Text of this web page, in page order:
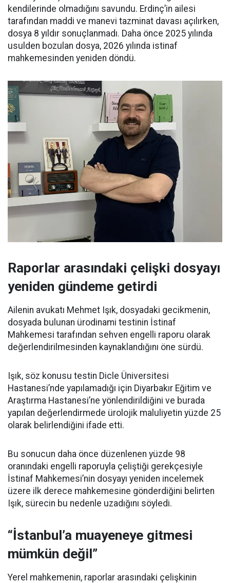
kendilerinde olmadığını savundu. Erdinç’in ailesi
tarafından maddi ve manevi tazminat davası açılırken,
dosya 8 yıldır sonuçlanmadı. Daha önce 2025 yılında
usulden bozulan dosya, 2026 yılında istinaf
mahkemesinden yeniden döndü.
Raporlar arasındaki çelişki dosyayı
yeniden gündeme getirdi
Ailenin avukatı Mehmet Işık, dosyadaki gecikmenin,
dosyada bulunan ürodinami testinin İstinaf
Mahkemesi tarafından sehven engelli raporu olarak
değerlendirilmesinden kaynaklandığını öne sürdü.
Işık, söz konusu testin Dicle Üniversitesi
Hastanesi’nde yapılamadığı için Diyarbakır Eğitim ve
Araştırma Hastanesi’ne yönlendirildiğini ve burada
yapılan değerlendirmede ürolojik maluliyetin yüzde 25
olarak belirlendiğini ifade etti.
Bu sonucun daha önce düzenlenen yüzde 98
oranındaki engelli raporuyla çeliştiği gerekçesiyle
İstinaf Mahkemesi’nin dosyayı yeniden incelemek
üzere ilk derece mahkemesine gönderdiğini belirten
Işık, sürecin bu nedenle uzadığını söyledi.
“İstanbul’a muayeneye gitmesi
mümkün değil”
Yerel mahkemenin, raporlar arasındaki çelişkinin